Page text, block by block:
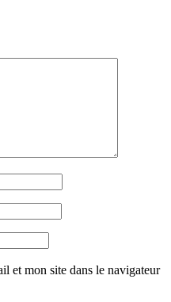
et mon site dans le navigateur